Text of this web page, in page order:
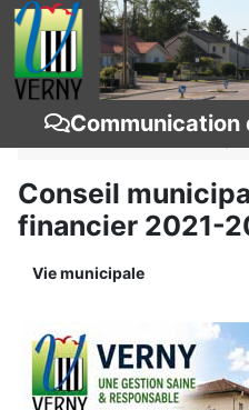
Vous êtes ici : Page
Communication de
Conseil
financier 2021-
Vie municipale
Communication